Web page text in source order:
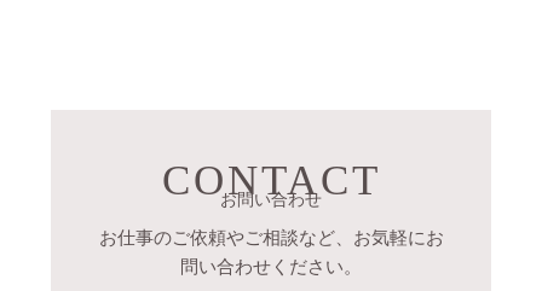
CONTACT
お問い合わせ
お仕事のご依頼やご相談など、お気軽にお
問い合わせください。